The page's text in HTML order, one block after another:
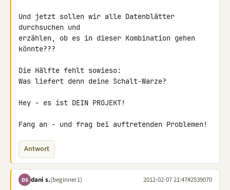
Und jetzt sollen wir alle Datenblätter
durchsuchen und
erzählen, ob es in dieser Kombination gehen
könnte???
Die Hälfte fehlt sowieso:
Was liefert denn deine Schalt-Warze?
Hey - es ist DEIN PROJEKT!
Fang an - und frag bei auftretenden Problemen!
Antwort
DS dani s.(beginner1) 2012-02-07 21:47#2539070